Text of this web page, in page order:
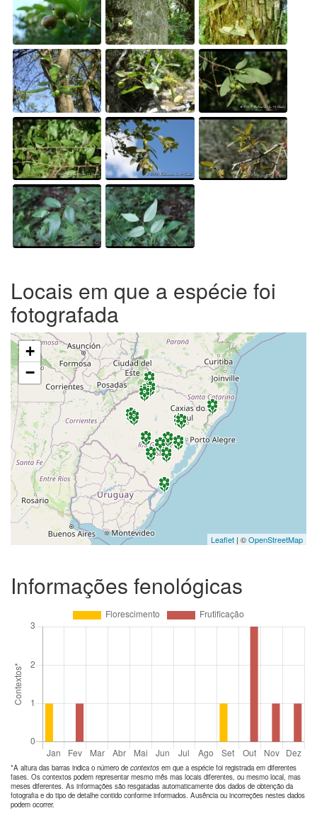
Locais em que a espécie foi
fotografada
+
−
Leaflet | ©OpenStreetMap
Informações fenológicas
*A altura das barras indica o número de contextos em que a espécie foi registrada em diferentes
fases. Os contextos podem representar mesmo mês mas locais diferentes, ou mesmo local, mas
meses diferentes. As informações são resgatadas automaticamente dos dados de obtenção da
fotografia e do tipo de detalhe contido conforme informados. Ausência ou incorreções nestes dados
podem ocorrer.